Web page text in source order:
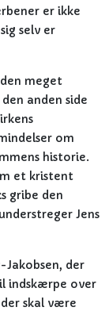
er ikke
selv er
meget
anden side
om
historie.
et kristent
gribe den
Jens
Jakobsen, der
indskærpe over
skal være